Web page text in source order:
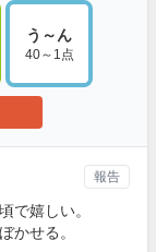
う～ん
40～1点
で嬉しい。
かせる。
報告